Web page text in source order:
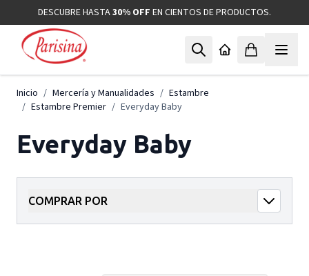
Ir al contenidoDESCUBRE HASTA30% OFF EN CIENTOS DE PRODUCTOS.
Inicio / Mercería y Manualidades / Estambre
/ Estambre Premier / Everyday Baby
Everyday Baby
COMPRAR POR